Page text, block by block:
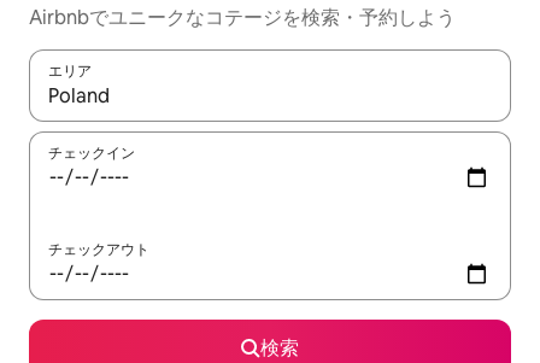
Airbnbでユニークなコテージを検索・予約しよう
エリア
検索結果が表示されたら、上下の矢印キーを使って移動するか
チェックイン
チェックアウト
検索